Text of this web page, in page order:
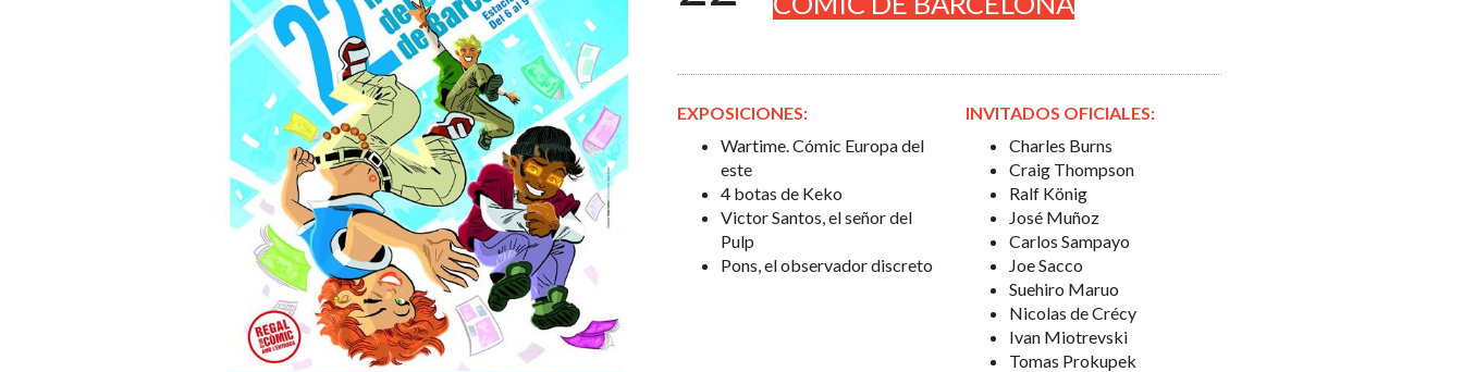
EXPOSICIONES:
Wartime. Cómic Europa del
este
4 botas de Keko
Victor Santos, el señor del
Pulp
Pons, el observador discreto
INVITADOS OFICIALES:
Charles Burns
Craig Thompson
Ralf König
José Muñoz
Carlos Sampayo
Joe Sacco
Suehiro Maruo
Nicolas de Crécy
Ivan Miotrevski
Tomas Prokupek